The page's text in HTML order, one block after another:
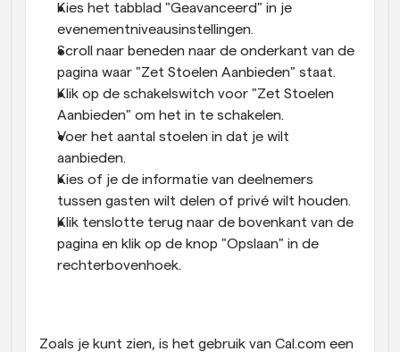
Kies het tabblad "Geavanceerd" in je
evenementniveausinstellingen.
Scroll naar beneden naar de onderkant van de
pagina waar "Zet Stoelen Aanbieden" staat.
Klik op de schakelswitch voor "Zet Stoelen
Aanbieden" om het in te schakelen.
Voer het aantal stoelen in dat je wilt
aanbieden.
Kies of je de informatie van deelnemers
tussen gasten wilt delen of privé wilt houden.
Klik tenslotte terug naar de bovenkant van de
pagina en klik op de knop "Opslaan" in de
rechterbovenhoek.
Zoals je kunt zien, is het gebruik van Cal.com een